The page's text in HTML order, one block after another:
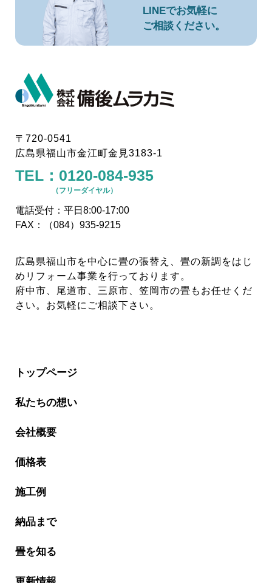
LINEでお気軽に
ご相談ください。
〒720-0541
広島県福山市金江町金見3183-1
TEL： 0120-084-935
（フリーダイヤル）
電話受付：平日8:00-17:00
FAX：（084）935-9215
広島県福山市を中心に畳の張替え、畳の新調をはじ
めリフォーム事業を行っております。
府中市、尾道市、三原市、笠岡市の畳もお任せくだ
さい。お気軽にご相談下さい。
トップページ
私たちの想い
会社概要
価格表
施工例
納品まで
畳を知る